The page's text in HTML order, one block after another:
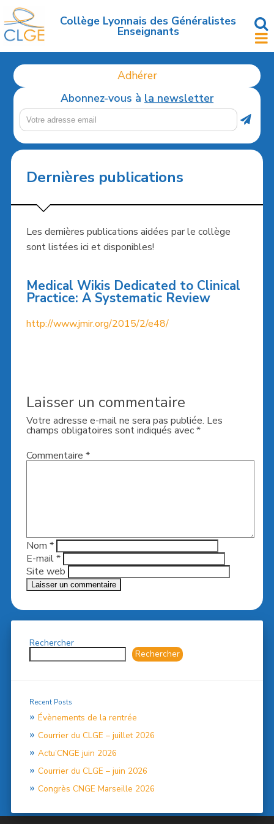
Accéder
au
contenu
Collège Lyonnais des Généralistes
Enseignants
Adhérer
Abonnez-vous à la newsletter
Dernières publications
Les dernières publications aidées par le collège
sont listées ici et disponibles!
Medical Wikis Dedicated to Clinical
Practice: A Systematic Review
http://www.jmir.org/2015/2/e48/
Laisser un commentaire
Votre adresse e-mail ne sera pas publiée. Les
champs obligatoires sont indiqués avec*
Commentaire *
Nom *
E-mail*
Site web
Rechercher
Rechercher
Recent Posts
Évènements de la rentrée
Courrier du CLGE – juillet 2026
Actu’CNGE juin 2026
Courrier du CLGE – juin 2026
Congrès CNGE Marseille 2026